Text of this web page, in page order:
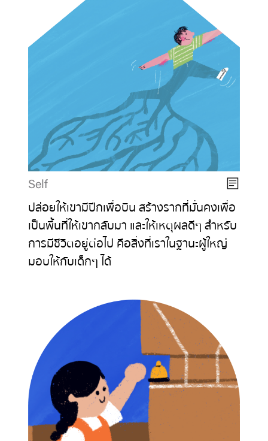
Self
ปล่อยให้เขามีปีกเพื่อบิน สร้างรากที่มั่นคงเพื่อ
เป็นพื้นที่ให้เขากลับมา และให้เหตุผลดีๆ สำหรับ
การมีชีวิตอยู่ต่อไป คือสิ่งที่เราในฐานะผู้ใหญ่
มอบให้กับเด็กๆ ได้